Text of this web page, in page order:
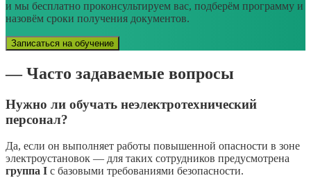
и мы бесплатно проконсультируем вас, подберём программу и
назовём сроки получения документов.
Записаться на обучение
— Часто задаваемые вопросы
Нужно ли обучать неэлектротехнический
персонал?
Да, если он выполняет работы повышенной опасности в зоне
электроустановок — для таких сотрудников предусмотрена
группа I с базовыми требованиями безопасности.